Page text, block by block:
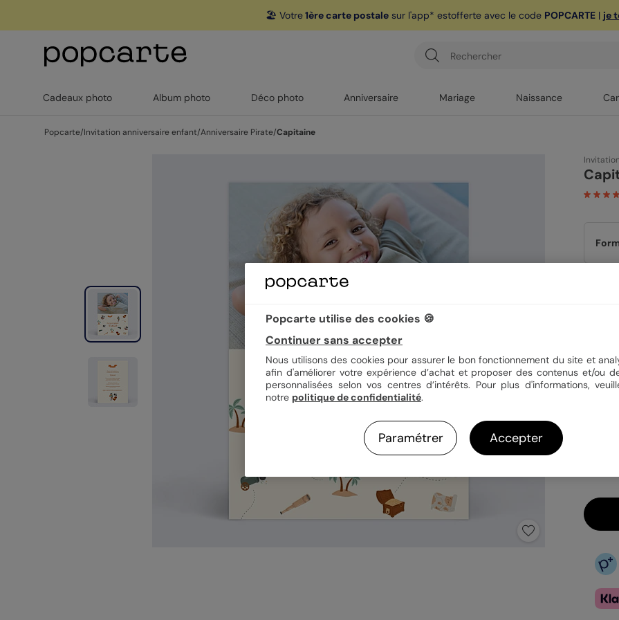
🏖️ Votre1ère carte postalesur l'app* estofferte avec le code POPCARTE| je
Cadeaux photo Album photo Déco photo Anniversaire Mariage Naissance
Popcarte/Invitation anniversaire enfant/Anniversaire Pirate/Capitaine
Popcarte utilise des cookies 🍪
Continuer sans accepter
Nous utilisons des cookies pour assurer le bon fonctionnement du site et
afin d'améliorer votre expérience d’achat et proposer des contenus et/ou
personnalisées selon vos centres d’intérêts. Pour plus d'informations,
notre politique de confidentialité.
Paramétrer Accepter